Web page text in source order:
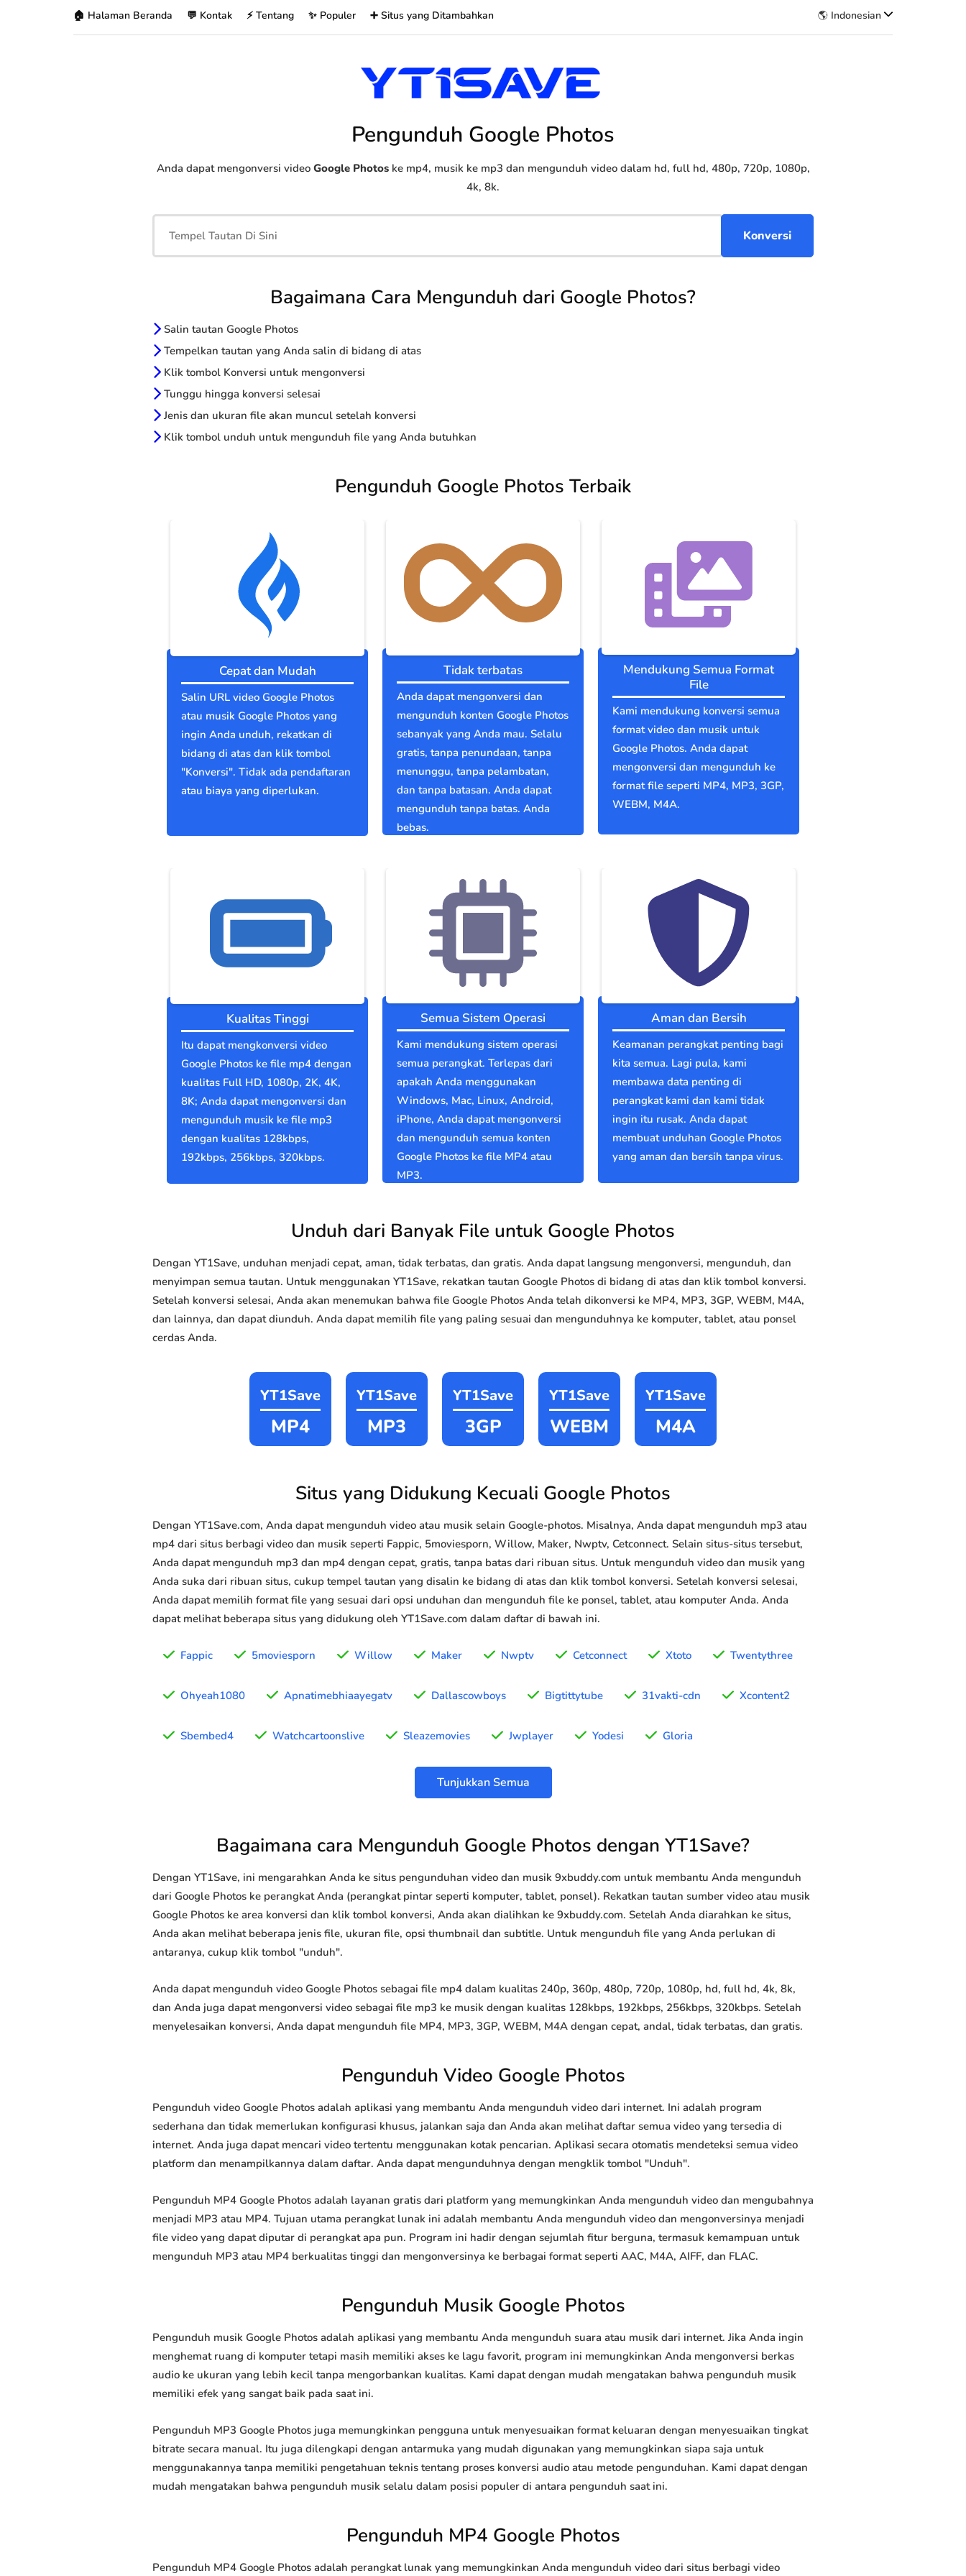
🏠 Halaman Beranda 💬 Kontak ⚡ Tentang ✨ Populer ➕ Situs yang Ditambahkan 🌎 Indonesian
Pengunduh Google Photos
Anda dapat mengonversi video Google Photoske mp4, musik ke mp3 dan mengunduh video dalam hd, full hd, 480p, 720p, 1080p,
4k, 8k.
Bagaimana Cara Mengunduh dari Google Photos?
Salin tautan Google Photos
Tempelkan tautan yang Anda salin di bidang di atas
Klik tombol Konversi untuk mengonversi
Tunggu hingga konversi selesai
Jenis dan ukuran file akan muncul setelah konversi
Klik tombol unduh untuk mengunduh file yang Anda butuhkan
Pengunduh Google Photos Terbaik
Cepat dan Mudah
Salin URL video Google Photos
atau musik Google Photos yang
ingin Anda unduh, rekatkan di
bidang di atas dan klik tombol
"Konversi". Tidak ada pendaftaran
atau biaya yang diperlukan.
Tidak terbatas
Anda dapat mengonversi dan
mengunduh konten Google Photos
sebanyak yang Anda mau. Selalu
gratis, tanpa penundaan, tanpa
menunggu, tanpa pelambatan,
dan tanpa batasan. Anda dapat
mengunduh tanpa batas. Anda
bebas.
Mendukung Semua Format
File
Kami mendukung konversi semua
format video dan musik untuk
Google Photos. Anda dapat
mengonversi dan mengunduh ke
format file seperti MP4, MP3, 3GP,
WEBM, M4A.
Kualitas Tinggi
Itu dapat mengkonversi video
Google Photos ke file mp4 dengan
kualitas Full HD, 1080p, 2K, 4K,
8K; Anda dapat mengonversi dan
mengunduh musik ke file mp3
dengan kualitas 128kbps,
192kbps, 256kbps, 320kbps.
Semua Sistem Operasi
Kami mendukung sistem operasi
semua perangkat. Terlepas dari
apakah Anda menggunakan
Windows, Mac, Linux, Android,
iPhone, Anda dapat mengonversi
dan mengunduh semua konten
Google Photos ke file MP4 atau
MP3.
Aman dan Bersih
Keamanan perangkat penting bagi
kita semua. Lagi pula, kami
membawa data penting di
perangkat kami dan kami tidak
ingin itu rusak. Anda dapat
membuat unduhan Google Photos
yang aman dan bersih tanpa virus.
Unduh dari Banyak File untuk Google Photos
Dengan YT1Save, unduhan menjadi cepat, aman, tidak terbatas, dan gratis. Anda dapat langsung mengonversi, mengunduh, dan
menyimpan semua tautan. Untuk menggunakan YT1Save, rekatkan tautan Google Photos di bidang di atas dan klik tombol konversi.
Setelah konversi selesai, Anda akan menemukan bahwa file Google Photos Anda telah dikonversi ke MP4, MP3, 3GP, WEBM, M4A,
dan lainnya, dan dapat diunduh. Anda dapat memilih file yang paling sesuai dan mengunduhnya ke komputer, tablet, atau ponsel
cerdas Anda.
YT1Save
MP4
YT1Save
MP3
YT1Save
3GP
YT1Save
WEBM
YT1Save
M4A
Situs yang Didukung Kecuali Google Photos
Dengan YT1Save.com, Anda dapat mengunduh video atau musik selain Google-photos. Misalnya, Anda dapat mengunduh mp3 atau
mp4 dari situs berbagi video dan musik seperti Fappic, 5moviesporn, Willow, Maker, Nwptv, Cetconnect. Selain situs-situs tersebut,
Anda dapat mengunduh mp3 dan mp4 dengan cepat, gratis, tanpa batas dari ribuan situs. Untuk mengunduh video dan musik yang
Anda suka dari ribuan situs, cukup tempel tautan yang disalin ke bidang di atas dan klik tombol konversi. Setelah konversi selesai,
Anda dapat memilih format file yang sesuai dari opsi unduhan dan mengunduh file ke ponsel, tablet, atau komputer Anda. Anda
dapat melihat beberapa situs yang didukung oleh YT1Save.com dalam daftar di bawah ini.
Fappic 5moviesporn Willow Maker Nwptv Cetconnect Xtoto Twentythree
Ohyeah1080 Apnatimebhiaayegatv Dallascowboys Bigtittytube 31vakti-cdn Xcontent2
Sbembed4 Watchcartoonslive Sleazemovies Jwplayer Yodesi Gloria
Tunjukkan Semua
Bagaimana cara Mengunduh Google Photos dengan YT1Save?
Dengan YT1Save, ini mengarahkan Anda ke situs pengunduhan video dan musik 9xbuddy.com untuk membantu Anda mengunduh
dari Google Photos ke perangkat Anda (perangkat pintar seperti komputer, tablet, ponsel). Rekatkan tautan sumber video atau musik
Google Photos ke area konversi dan klik tombol konversi, Anda akan dialihkan ke 9xbuddy.com. Setelah Anda diarahkan ke situs,
Anda akan melihat beberapa jenis file, ukuran file, opsi thumbnail dan subtitle. Untuk mengunduh file yang Anda perlukan di
antaranya, cukup klik tombol "unduh".
Anda dapat mengunduh video Google Photos sebagai file mp4 dalam kualitas 240p, 360p, 480p, 720p, 1080p, hd, full hd, 4k, 8k,
dan Anda juga dapat mengonversi video sebagai file mp3 ke musik dengan kualitas 128kbps, 192kbps, 256kbps, 320kbps. Setelah
menyelesaikan konversi, Anda dapat mengunduh file MP4, MP3, 3GP, WEBM, M4A dengan cepat, andal, tidak terbatas, dan gratis.
Pengunduh Video Google Photos
Pengunduh video Google Photos adalah aplikasi yang membantu Anda mengunduh video dari internet. Ini adalah program
sederhana dan tidak memerlukan konfigurasi khusus, jalankan saja dan Anda akan melihat daftar semua video yang tersedia di
internet. Anda juga dapat mencari video tertentu menggunakan kotak pencarian. Aplikasi secara otomatis mendeteksi semua video
platform dan menampilkannya dalam daftar. Anda dapat mengunduhnya dengan mengklik tombol "Unduh".
Pengunduh MP4 Google Photos adalah layanan gratis dari platform yang memungkinkan Anda mengunduh video dan mengubahnya
menjadi MP3 atau MP4. Tujuan utama perangkat lunak ini adalah membantu Anda mengunduh video dan mengonversinya menjadi
file video yang dapat diputar di perangkat apa pun. Program ini hadir dengan sejumlah fitur berguna, termasuk kemampuan untuk
mengunduh MP3 atau MP4 berkualitas tinggi dan mengonversinya ke berbagai format seperti AAC, M4A, AIFF, dan FLAC.
Pengunduh Musik Google Photos
Pengunduh musik Google Photos adalah aplikasi yang membantu Anda mengunduh suara atau musik dari internet. Jika Anda ingin
menghemat ruang di komputer tetapi masih memiliki akses ke lagu favorit, program ini memungkinkan Anda mengonversi berkas
audio ke ukuran yang lebih kecil tanpa mengorbankan kualitas. Kami dapat dengan mudah mengatakan bahwa pengunduh musik
memiliki efek yang sangat baik pada saat ini.
Pengunduh MP3 Google Photos juga memungkinkan pengguna untuk menyesuaikan format keluaran dengan menyesuaikan tingkat
bitrate secara manual. Itu juga dilengkapi dengan antarmuka yang mudah digunakan yang memungkinkan siapa saja untuk
menggunakannya tanpa memiliki pengetahuan teknis tentang proses konversi audio atau metode pengunduhan. Kami dapat dengan
mudah mengatakan bahwa pengunduh musik selalu dalam posisi populer di antara pengunduh saat ini.
Pengunduh MP4 Google Photos
Pengunduh MP4 Google Photos adalah perangkat lunak yang memungkinkan Anda mengunduh video dari situs berbagi video